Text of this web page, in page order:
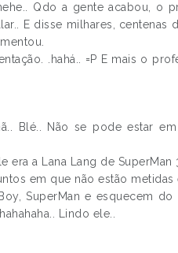
Qdo a gente acabou, o
E disse milhares,
.hahá.. =P E mais o
Blé.. Não se pode estar
era a Lana Lang de SuperMan
em que não estão metidas
SuperMan e esquecem
Lindo ele..